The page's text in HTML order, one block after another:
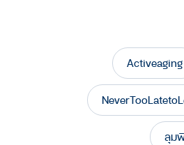
Activeaging
ลุม